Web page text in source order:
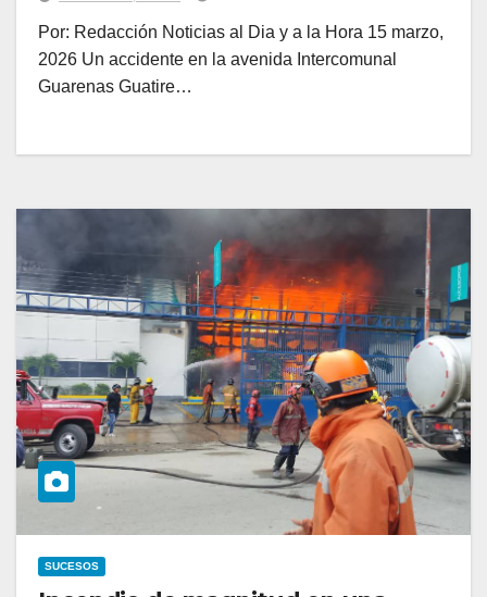
Por: Redacción Noticias al Dia y a la Hora 15 marzo,
2026 Un accidente en la avenida Intercomunal
Guarenas Guatire…
SUCESOS